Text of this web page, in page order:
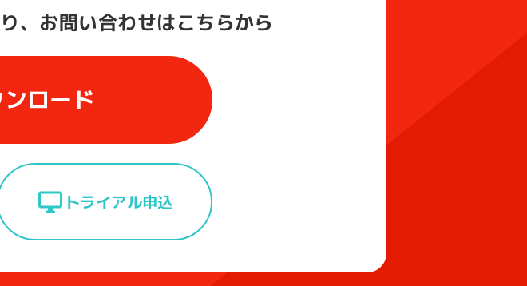
、お問い合わせはこちらから
ロード
トライアル申込